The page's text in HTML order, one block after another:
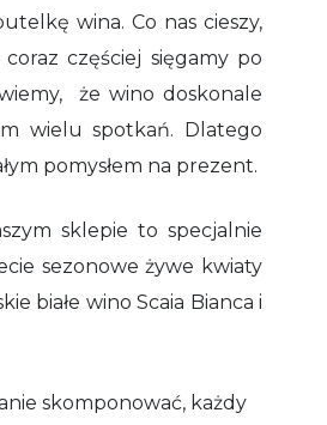
wina. Co nas cieszy,
częściej sięgamy po
że wino doskonale
wielu spotkań. Dlatego
pomysłem na prezent.
sklepie to specjalnie
sezonowe żywe kwiaty
białe wino Scaia Bianca i
skomponować, każdy